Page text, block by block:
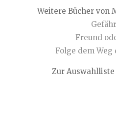
Weitere Bücher von
Freund
Folge dem Weg
Zur Auswahlliste